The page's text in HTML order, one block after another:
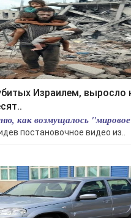
как возмущалось "мировое
постановочное видео из..